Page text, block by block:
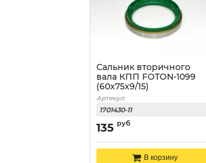
Сальник вторичного
вала КПП FOTON-1099
(60x75x9/15)
Артикул:
1701430-11
135 руб
В корзину